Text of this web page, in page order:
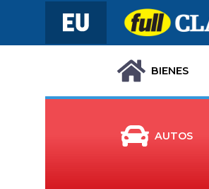
BIENES
AUTOS